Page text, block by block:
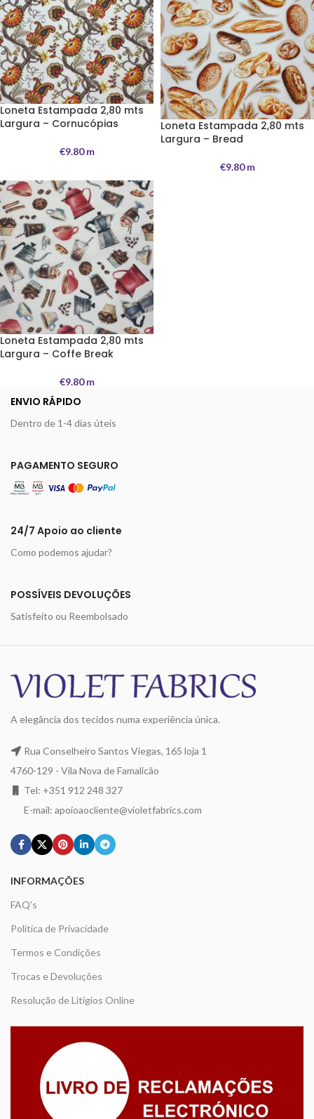
Loneta Estampada 2,80 mts
Largura – Cornucópias
€9.80m
Loneta Estampada 2,80 mts
Largura – Bread
€9.80m
Loneta Estampada 2,80 mts
Largura – Coffe Break
€9.80m
ENVIO RÁPIDO
Dentro de 1-4 dias úteis
PAGAMENTO SEGURO
24/7 Apoio ao cliente
Como podemos ajudar?
POSSÍVEIS DEVOLUÇÕES
Satisfeito ou Reembolsado
A elegância dos tecidos numa experiência única.
Rua Conselheiro Santos Viegas, 165 loja 1
4760-129 - Vila Nova de Famalicão
Tel: +351 912 248 327
E-mail: apoioaocliente@violetfabrics.com
INFORMAÇÕES
FAQ's
Politica de Privacidade
Termos e Condições
Trocas e Devoluções
Resolução de Litígios Online